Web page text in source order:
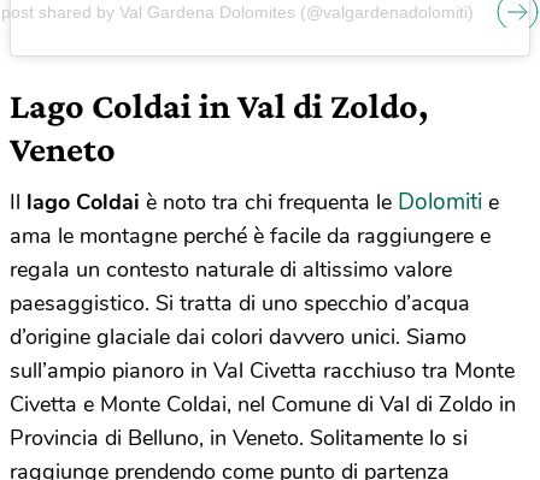
shared by Val Gardena Dolomites (@valgardenadolomiti)
Lago Coldai in Val di Zoldo,
Veneto
Il lago Coldai è noto tra chi frequenta le Dolomiti e
ama le montagne perché è facile da raggiungere e
regala un contesto naturale di altissimo valore
paesaggistico. Si tratta di uno specchio d’acqua
d’origine glaciale dai colori davvero unici. Siamo
sull’ampio pianoro in Val Civetta racchiuso tra Monte
Civetta e Monte Coldai, nel Comune di Val di Zoldo in
Provincia di Belluno, in Veneto. Solitamente lo si
raggiunge prendendo come punto di partenza